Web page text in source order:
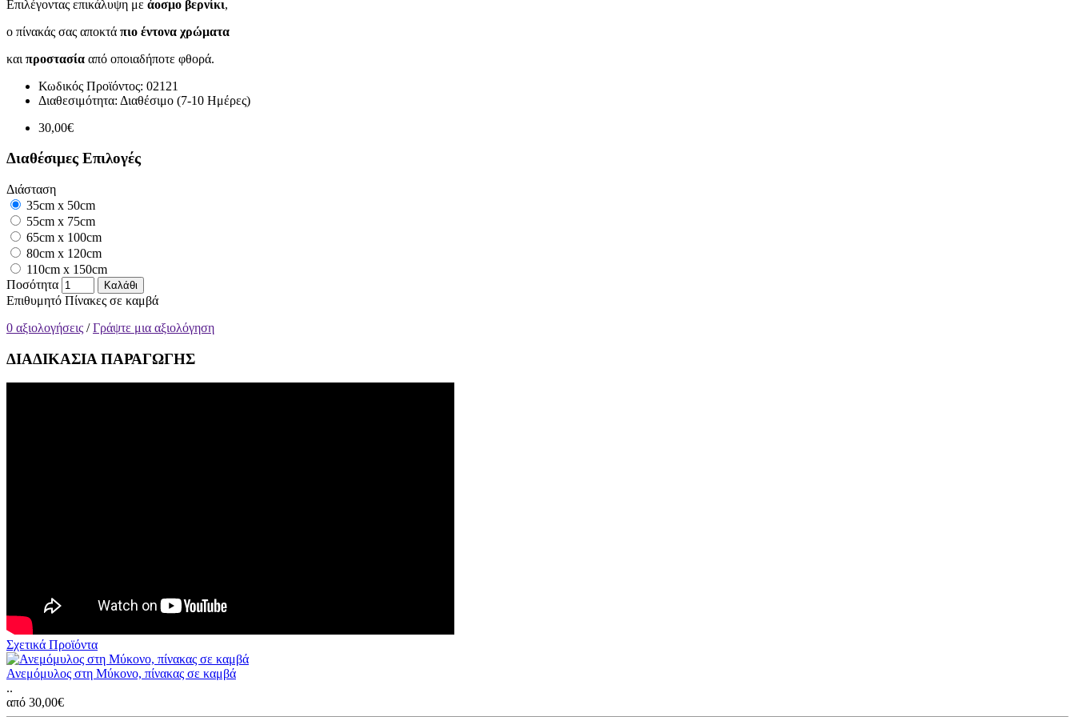
Επιλέγοντας επικάλυψη με άοσμο βερνίκι,
ο πίνακάς σας αποκτά πιο έντονα χρώματα
και προστασία από οποιαδήποτε φθορά.
Κωδικός Προϊόντος: 02121
Διαθεσιμότητα: Διαθέσιμο (7-10 Ημέρες)
30,00€
Διαθέσιμες Επιλογές
Διάσταση
35cm x 50cm
55cm x 75cm
65cm x 100cm
80cm x 120cm
110cm x 150cm
Ποσότητα
Καλάθι
Επιθυμητό Πίνακες σε καμβά
0 αξιολογήσεις /Γράψτε μια αξιολόγηση
ΔΙΑΔΙΚΑΣΙΑ ΠΑΡΑΓΩΓΗΣ
Σχετικά Προϊόντα
Ανεμόμυλος στη Μύκονο, πίνακας σε καμβά
..
από 30,00€